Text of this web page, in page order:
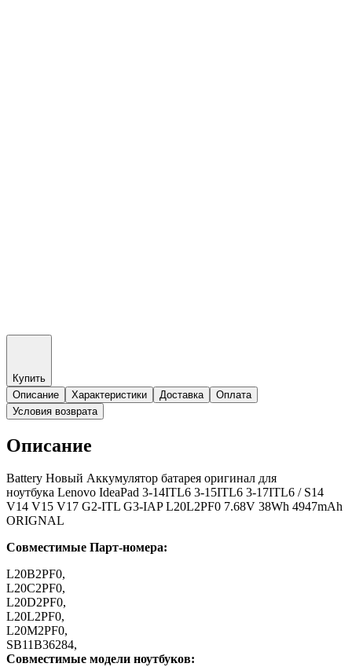
Купить
Описание
Характеристики Доставка
Оплата
Условия возврата
Описание
Battery Новый Аккумулятор батарея оригинал для
ноутбука Lenovo IdeaPad 3-14ITL6 3-15ITL6 3-17ITL6 / S14
V14 V15 V17 G2-ITL G3-IAP L20L2PF0 7.68V 38Wh 4947mAh
ORIGNAL
Совместимые Парт-номера:
L20B2PF0,
L20C2PF0,
L20D2PF0,
L20L2PF0,
L20M2PF0,
SB11B36284,
Совместимые модели ноутбуков: